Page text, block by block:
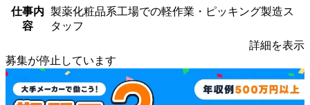
仕事内
容
製薬化粧品系工場での軽作業・ピッキング製造ス
タッフ
詳細を表示
募集が停止しています